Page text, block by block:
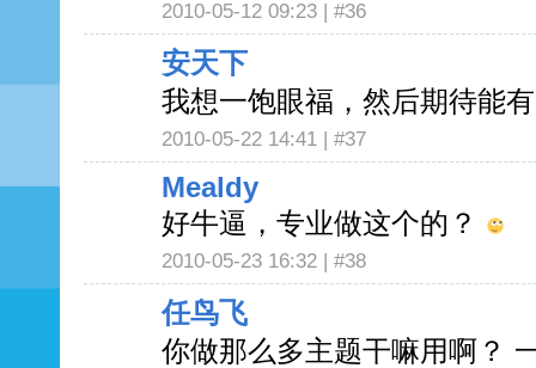
2010-05-12 09:23 | #36
安天下
我想一饱眼福，然后期待能
2010-05-22 14:41 | #37
Mealdy
好牛逼，专业做这个的？
2010-05-23 16:32 | #38
任鸟飞
你做那么多主题干嘛用啊？